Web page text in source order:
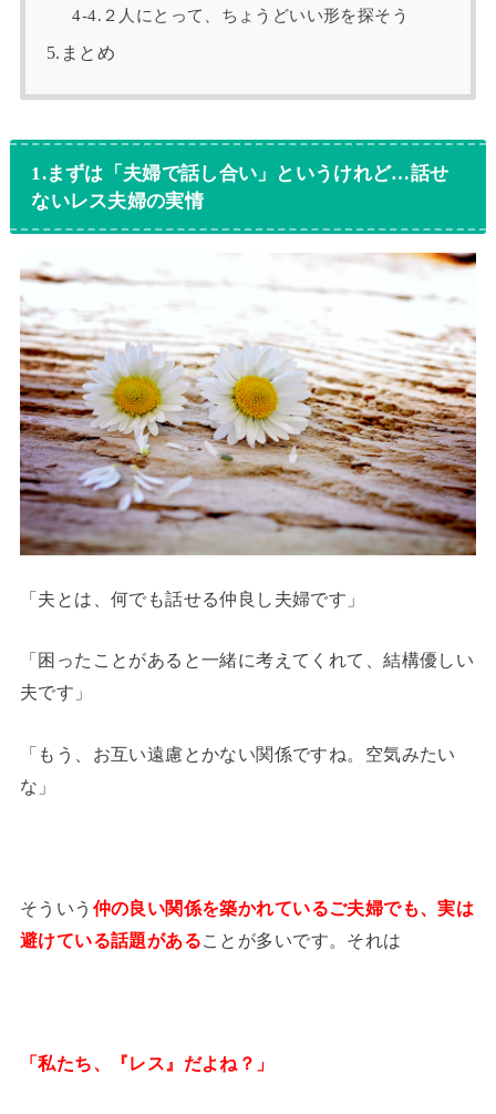
4-4.２人にとって、ちょうどいい形を探そう
5.まとめ
1.まずは「夫婦で話し合い」というけれど…話せ
ないレス夫婦の実情
「夫とは、何でも話せる仲良し夫婦です」
「困ったことがあると一緒に考えてくれて、結構優しい
夫です」
「もう、お互い遠慮とかない関係ですね。空気みたい
な」
そういう 仲の良い関係を築かれているご夫婦でも、実は
避けている話題があることが多いです。それは
「私たち、『レス』だよね？」